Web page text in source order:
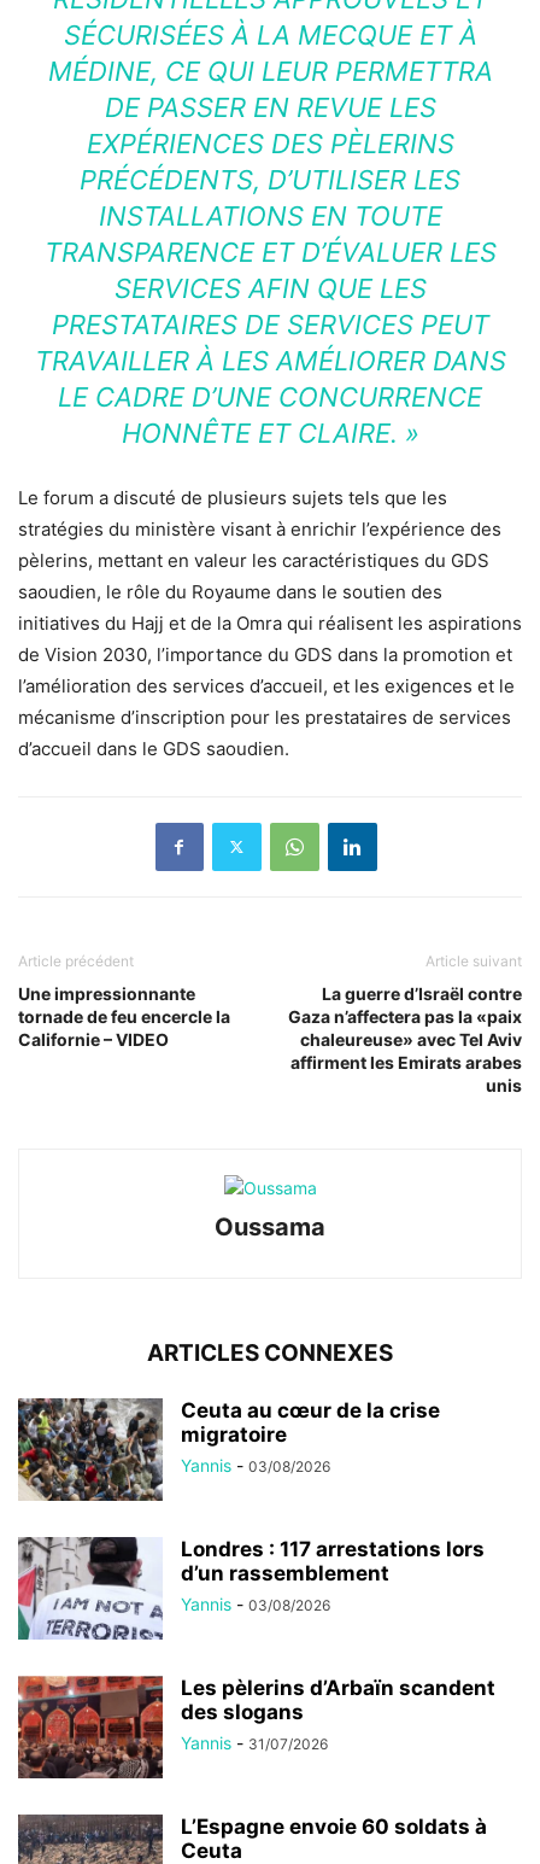
SÉCURISÉES À LA MECQUE ET À
MÉDINE, CE QUI LEUR PERMETTRA
DE PASSER EN REVUE LES
EXPÉRIENCES DES PÈLERINS
PRÉCÉDENTS, D’UTILISER LES
INSTALLATIONS EN TOUTE
TRANSPARENCE ET D’ÉVALUER LES
SERVICES AFIN QUE LES
PRESTATAIRES DE SERVICES PEUT
TRAVAILLER À LES AMÉLIORER DANS
LE CADRE D’UNE CONCURRENCE
HONNÊTE ET CLAIRE. »
Le forum a discuté de plusieurs sujets tels que les
stratégies du ministère visant à enrichir l’expérience des
pèlerins, mettant en valeur les caractéristiques du GDS
saoudien, le rôle du Royaume dans le soutien des
initiatives du Hajj et de la Omra qui réalisent les aspirations
de Vision 2030, l’importance du GDS dans la promotion et
l’amélioration des services d’accueil, et les exigences et le
mécanisme d’inscription pour les prestataires de services
d’accueil dans le GDS saoudien.
Article précédent
Une impressionnante
tornade de feu encercle la
Californie – VIDEO
Article suivant
La guerre d’Israël contre
Gaza n’affectera pas la «paix
chaleureuse» avec Tel Aviv
affirment les Emirats arabes
unis
Oussama
ARTICLES CONNEXES
Ceuta au cœur de la crise
migratoire
Yannis - 03/08/2026
Londres : 117 arrestations lors
d’un rassemblement
Yannis - 03/08/2026
Les pèlerins d’Arbaïn scandent
des slogans
Yannis - 31/07/2026
L’Espagne envoie 60 soldats à
Ceuta